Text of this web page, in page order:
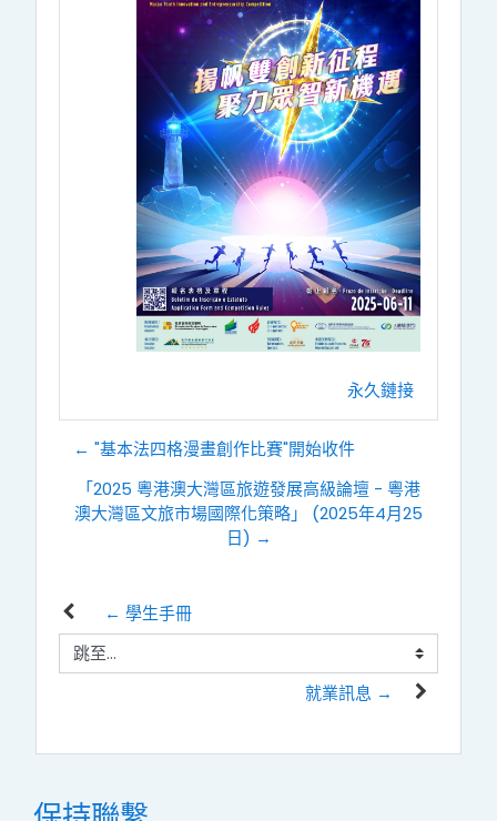
永久鏈接
← "基本法四格漫畫創作比賽"開始收件
「2025 粵港澳大灣區旅遊發展高級論壇 - 粵港
澳大灣區文旅市場國際化策略」 (2025年4月25
日) →
← 學生手冊
跳至...
就業訊息 →